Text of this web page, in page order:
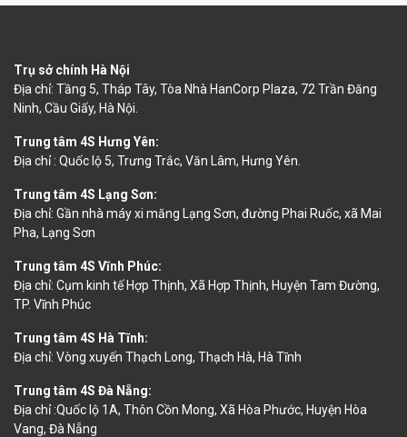
Trụ sở chính Hà Nội
Địa chỉ: Tầng 5, Tháp Tây, Tòa Nhà HanCorp Plaza, 72 Trần Đăng
Ninh, Cầu Giấy, Hà Nội.
Trung tâm 4S Hưng Yên:
Địa chỉ : Quốc lộ 5, Trưng Trắc, Văn Lâm, Hưng Yên.
Trung tâm 4S Lạng Sơn:
Địa chỉ: Gần nhà máy xi măng Lạng Sơn, đường Phai Ruốc, xã Mai
Pha, Lạng Sơn
Trung tâm 4S Vĩnh Phúc:
Địa chỉ: Cụm kinh tế Hợp Thịnh, Xã Hợp Thịnh, Huyện Tam Đường,
TP. Vĩnh Phúc
Trung tâm 4S Hà Tĩnh:
Địa chỉ: Vòng xuyến Thạch Long, Thạch Hà, Hà Tĩnh
Trung tâm 4S Đà Nẵng:
Địa chỉ :Quốc lộ 1A, Thôn Cồn Mong, Xã Hòa Phước, Huyện Hòa
Vang, Đà Nẵng